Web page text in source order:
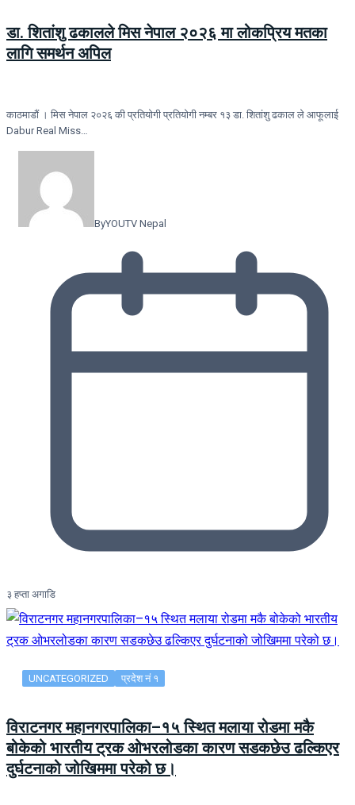
डा. शितांशु ढकालले मिस नेपाल २०२६ मा लोकप्रिय मतका
लागि समर्थन अपिल
काठमाडौं । मिस नेपाल २०२६ की प्रतियोगी प्रतियोगी नम्बर १३ डा. शितांशु ढकाल ले आफूलाई
Dabur Real Miss…
ByYOUTV Nepal
३ हप्ता अगाडि
UNCATEGORIZED प्रदेश नं १
विराटनगर महानगरपालिका–१५ स्थित मलाया रोडमा मकै
बोकेको भारतीय ट्रक ओभरलोडका कारण सडकछेउ ढल्किएर
दुर्घटनाको जोखिममा परेको छ।